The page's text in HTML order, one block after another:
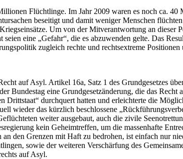
Flüchtlinge. Im Jahr 2009 waren es noch ca.
beseitigt und damit weniger Menschen
Um von der Mitverantwortung an
eine „Gefahr“, die es abzuwenden gelte. Das
zugleich rechte und rechtsextreme
auf Asyl. Artikel 16a, Satz 1 des Grundgesetzes
Bundestag eine Grundgesetzänderung, die das
durchquert hatten und erleichterte die
wieder das kürzlich beschlossene
weiter ausgebaut, auch die zivile
kein Geheimtreffen, um die massenhafte
den Grenzen mit Haft zu bedrohen, ist einfach nur
sowie der weiteren Verschärfung des
auf Asyl.